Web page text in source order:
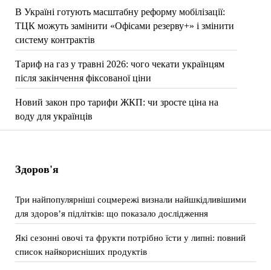
В Україні готують масштабну реформу мобілізації:
ТЦК можуть замінити «Офісами резерву+» і змінити
систему контрактів
Тариф на газ у травні 2026: чого чекати українцям
після закінчення фіксованої ціни
Новий закон про тарифи ЖКП: чи зросте ціна на
воду для українців
Здоров'я
Три найпопулярніші соцмережі визнали найшкідливішими
для здоров’я підлітків: що показало дослідження
Які сезонні овочі та фрукти потрібно їсти у липні: повний
список найкорисніших продуктів